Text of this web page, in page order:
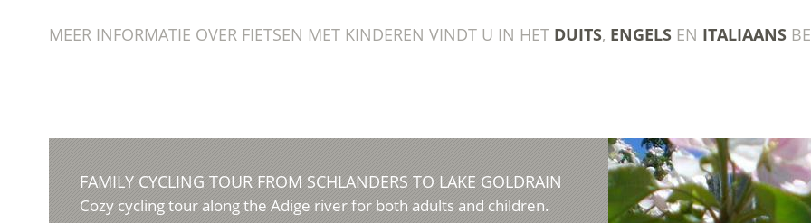
MEER INFORMATIE OVER FIETSEN MET KINDEREN VINDT U IN HET DUITS, ENGELSEN ITALIAANS
FAMILY CYCLING TOUR FROM SCHLANDERS TO LAKE GOLDRAIN
Cozy cycling tour along the Adige river for both adults and children.